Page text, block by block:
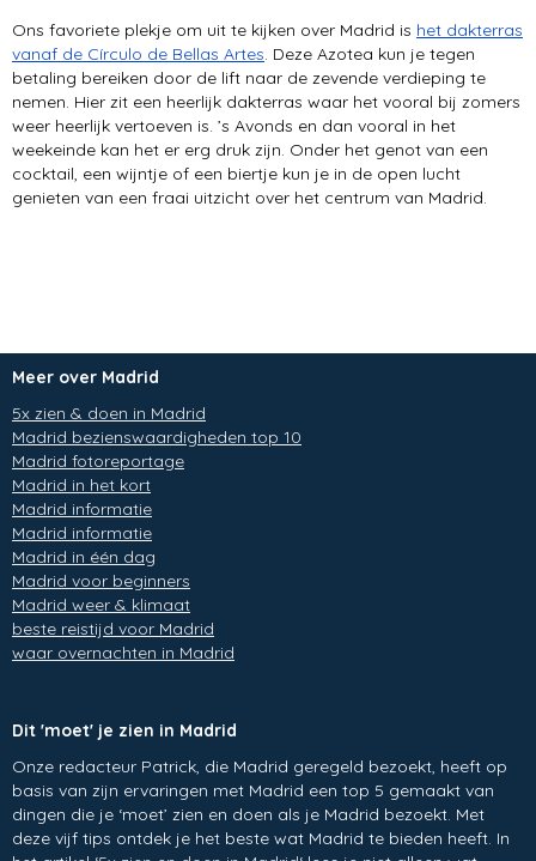
Ons favoriete plekje om uit te kijken over Madrid is het dakterras
vanaf de Círculo de Bellas Artes. Deze Azotea kun je tegen
betaling bereiken door de lift naar de zevende verdieping te
nemen. Hier zit een heerlijk dakterras waar het vooral bij zomers
weer heerlijk vertoeven is. ’s Avonds en dan vooral in het
weekeinde kan het er erg druk zijn. Onder het genot van een
cocktail, een wijntje of een biertje kun je in de open lucht
genieten van een fraai uitzicht over het centrum van Madrid.
Meer over Madrid
5x zien & doen in Madrid
Madrid bezienswaardigheden top 10
Madrid fotoreportage
Madrid in het kort
Madrid informatie
Madrid informatie
Madrid in één dag
Madrid voor beginners
Madrid weer & klimaat
beste reistijd voor Madrid
waar overnachten in Madrid
Dit 'moet' je zien in Madrid
Onze redacteur Patrick, die Madrid geregeld bezoekt, heeft op
basis van zijn ervaringen met Madrid een top 5 gemaakt van
dingen die je ‘moet’ zien en doen als je Madrid bezoekt. Met
deze vijf tips ontdek je het beste wat Madrid te bieden heeft. In